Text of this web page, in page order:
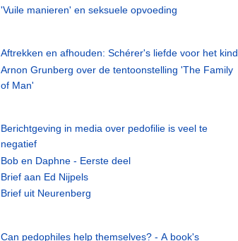
'Vuile manieren' en seksuele opvoeding
Aftrekken en afhouden: Schérer's liefde voor het kind
Arnon Grunberg over de tentoonstelling 'The Family
of Man'
Berichtgeving in media over pedofilie is veel te
negatief
Bob en Daphne - Eerste deel
Brief aan Ed Nijpels
Brief uit Neurenberg
Can pedophiles help themselves? - A book's